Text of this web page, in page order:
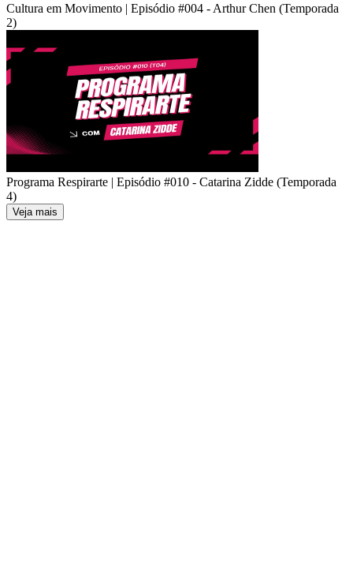
Cultura em Movimento | Episódio #004 - Arthur Chen (Temporada
2)
Programa Respirarte | Episódio #010 - Catarina Zidde (Temporada
4)
Veja mais